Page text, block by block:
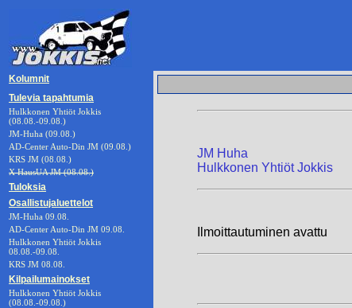
Kolumnit
Tulevia tapahtumia
Hulkkonen Yhtiöt Jokkis
(08.08.-09.08.)
JM-Huha (09.08.)
AD-Center Auto-Din JM (09.08.)
KRS JM (08.08.)
X HausUA JM (08.08.)
Tuloksia
Osallistujaluettelot
JM-Huha 09.08.
AD-Center Auto-Din JM 09.08.
Hulkkonen Yhtiöt Jokkis
08.08.-09.08.
KRS JM 08.08.
Kilpailumainokset
Hulkkonen Yhtiöt Jokkis
(08.08.-09.08.)
JM Huha
Hulkkonen Yhtiöt Jokkis
Ilmoittautuminen avattu